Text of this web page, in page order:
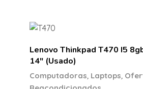
Lenovo Thinkpad T470 I5
14″ (Usado)
Computadoras Laptops